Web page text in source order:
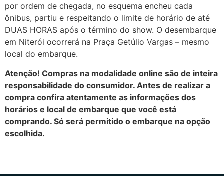
por ordem de chegada, no esquema encheu cada
ônibus, partiu e respeitando o limite de horário de até
DUAS HORAS após o término do show. O desembarque
em Niterói ocorrerá na Praça Getúlio Vargas – mesmo
local do embarque.
Atenção! Compras na modalidade online são de inteira
responsabilidade do consumidor. Antes de realizar a
compra confira atentamente as informações dos
horários e local de embarque que você está
comprando. Só será permitido o embarque na opção
escolhida.